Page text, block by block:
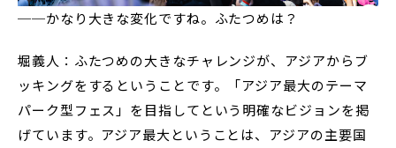
──かなり大きな変化ですね。ふたつめは？
堀義人：ふたつめの大きなチャレンジが、アジアからブ
ッキングをするということです。「アジア最大のテーマ
パーク型フェス」を目指してという明確なビジョンを掲
げています。アジア最大ということは、アジアの主要国